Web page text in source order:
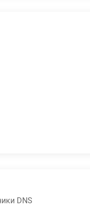
качества
на объекте
специалист!
DNS